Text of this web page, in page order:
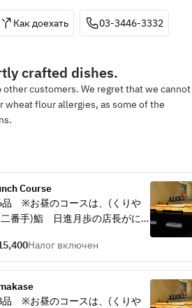
Как доехать 03-3446-3332
crafted dishes.
customers. We regret that we cannot
flour allergies, as some of the
Course
品　※お昼のコースは、(くりや
番手)鮨　日進月歩の店長がに
Налог включен
品　※お昼のコースは、(くりや